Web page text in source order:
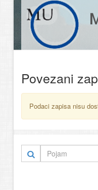
Povezani
Podaci zapisa nisu